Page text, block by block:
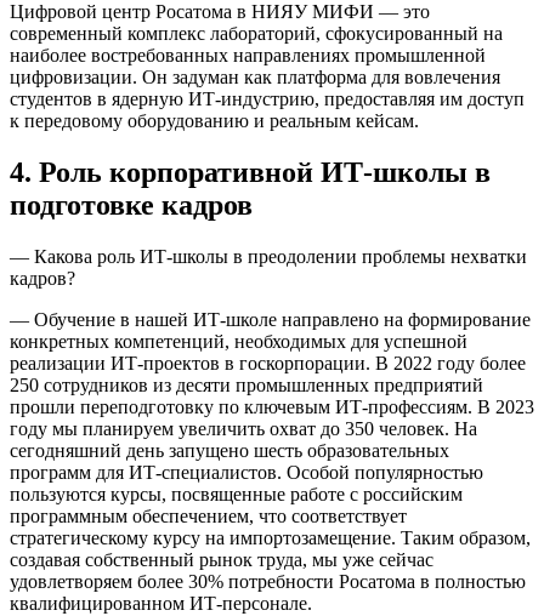
Цифровой центр Росатома в НИЯУ МИФИ — это
современный комплекс лабораторий, сфокусированный на
наиболее востребованных направлениях промышленной
цифровизации. Он задуман как платформа для вовлечения
студентов в ядерную ИТ-индустрию, предоставляя им доступ
к передовому оборудованию и реальным кейсам.
4. Роль корпоративной ИТ-школы в
подготовке кадров
— Какова роль ИТ-школы в преодолении проблемы нехватки
кадров?
— Обучение в нашей ИТ-школе направлено на формирование
конкретных компетенций, необходимых для успешной
реализации ИТ-проектов в госкорпорации. В 2022 году более
250 сотрудников из десяти промышленных предприятий
прошли переподготовку по ключевым ИТ-профессиям. В 2023
году мы планируем увеличить охват до 350 человек. На
сегодняшний день запущено шесть образовательных
программ для ИТ-специалистов. Особой популярностью
пользуются курсы, посвященные работе с российским
программным обеспечением, что соответствует
стратегическому курсу на импортозамещение. Таким образом,
создавая собственный рынок труда, мы уже сейчас
удовлетворяем более 30% потребности Росатома в полностью
квалифицированном ИТ-персонале.